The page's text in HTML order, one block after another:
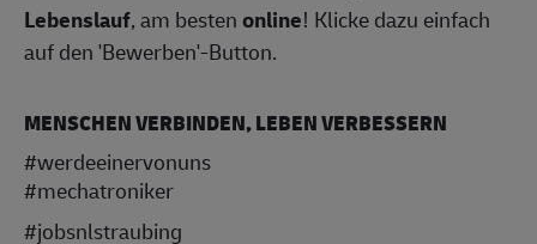
Lebenslauf, am bestenonline! Klicke dazu einfach
auf den 'Bewerben'-Button.
MENSCHEN VERBINDEN, LEBEN VERBESSERN
#werdeeinervonuns
#mechatroniker
#jobsnlstraubing